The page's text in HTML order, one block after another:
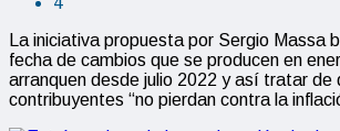
La iniciativa propuesta por Sergio Massa
fecha de cambios que se producen en
arranquen desde julio 2022 y así tratar de
contribuyentes “no pierdan contra la